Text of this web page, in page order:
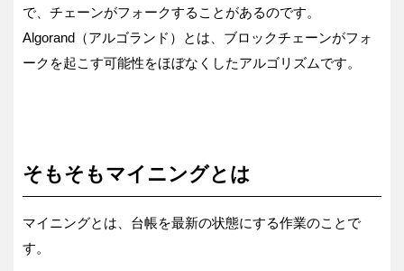
で、チェーンがフォークすることがあるのです。
Algorand（アルゴランド）とは、ブロックチェーンがフォ
ークを起こす可能性をほぼなくしたアルゴリズムです。
そもそもマイニングとは
マイニングとは、台帳を最新の状態にする作業のことで
す。